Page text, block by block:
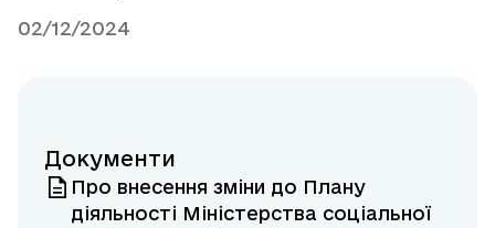
02/12/2024
Документи
Про внесення зміни до Плану
діяльності Міністерства соціальної